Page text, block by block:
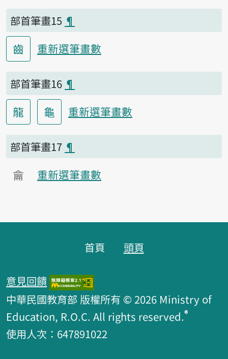
部首筆畫15 ¶
齒 重新選筆畫數
部首筆畫16 ¶
龍 龜 重新選筆畫數
部首筆畫17 ¶
龠 重新選筆畫數
首頁 頭頁
意見回饋
中華民國教育部 版權所有 © 2026 Ministry of
Education, R.O.C. All rights reserved.®
使用人次：647891022